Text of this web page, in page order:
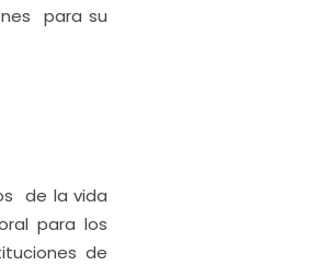
para su
de la vida
para los
de